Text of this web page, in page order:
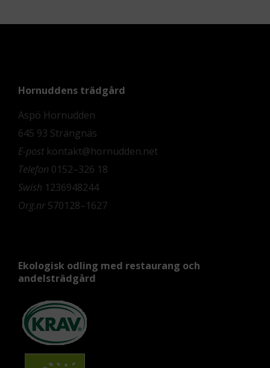
Hornuddens trädgård
Aspö Hornudden
645 93 Strängnäs
E-postkontakt@hornudden.net
Telefon 0152–326 18
Swish 1236948244
Org.nr570128–1627
Ekologisk odling med restaurang och
andelsträdgård